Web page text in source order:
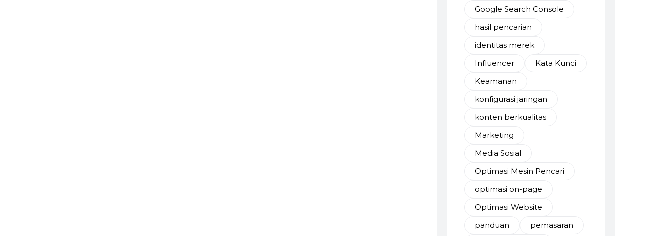
Google Search Console
hasil pencarian
identitas merek
Influencer
Kata Kunci
Keamanan
konfigurasi jaringan
konten berkualitas
Marketing
Media Sosial
Optimasi Mesin Pencari
optimasi on-page
Optimasi Website
panduan
pemasaran